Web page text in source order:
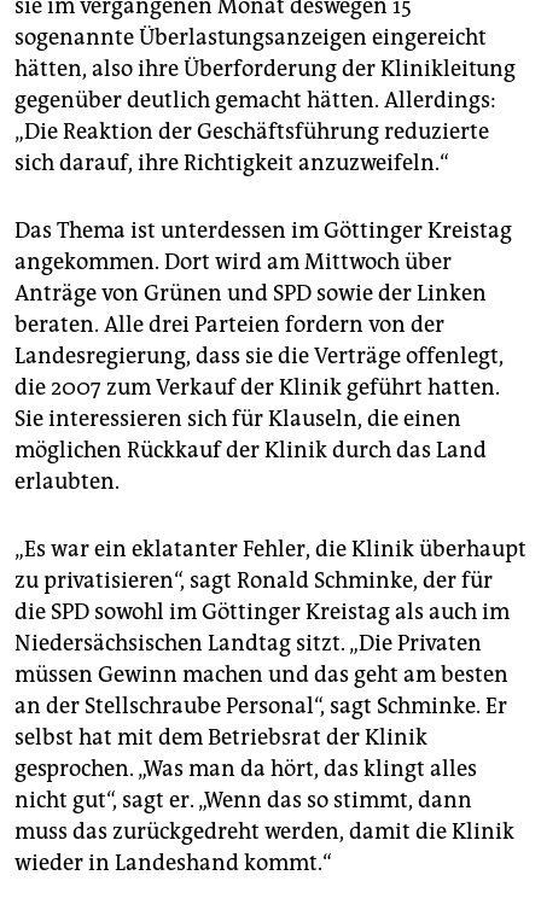
sie im vergangenen Monat deswegen 15
sogenannte Überlastungsanzeigen eingereicht
hätten, also ihre Überforderung der Klinikleitung
gegenüber deutlich gemacht hätten. Allerdings:
„Die Reaktion der Geschäftsführung reduzierte
sich darauf, ihre Richtigkeit anzuzweifeln.“
Das Thema ist unterdessen im Göttinger Kreistag
angekommen. Dort wird am Mittwoch über
Anträge von Grünen und SPD sowie der Linken
beraten. Alle drei Parteien fordern von der
Landesregierung, dass sie die Verträge offenlegt,
die 2007 zum Verkauf der Klinik geführt hatten.
Sie interessieren sich für Klauseln, die einen
möglichen Rückkauf der Klinik durch das Land
erlaubten.
„Es war ein eklatanter Fehler, die Klinik überhaupt
zu privatisieren“, sagt Ronald Schminke, der für
die SPD sowohl im Göttinger Kreistag als auch im
Niedersächsischen Landtag sitzt. „Die Privaten
müssen Gewinn machen und das geht am besten
an der Stellschraube Personal“, sagt Schminke. Er
selbst hat mit dem Betriebsrat der Klinik
gesprochen. „Was man da hört, das klingt alles
nicht gut“, sagt er. „Wenn das so stimmt, dann
muss das zurückgedreht werden, damit die Klinik
wieder in Landeshand kommt.“